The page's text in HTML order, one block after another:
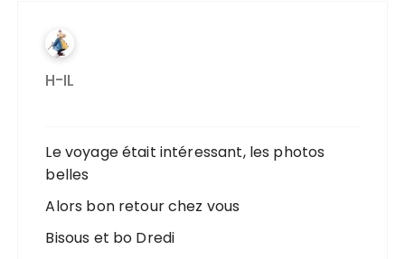
H-IL
Le voyage était intéressant, les photos
belles
Alors bon retour chez vous
Bisous et bo Dredi